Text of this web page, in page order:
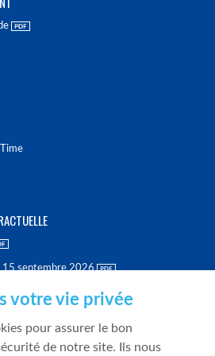
15 septembre 2026
votre vie privée
pour assurer le bon
de notre site. Ils nous